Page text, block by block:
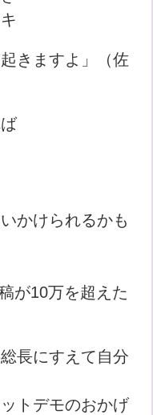
きますよ」（佐
かけられるかも
が10万を超えた
長にすえて自分
トデモのおかげ